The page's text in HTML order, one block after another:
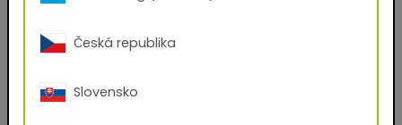
Code postal
Česká republika
Slovensko